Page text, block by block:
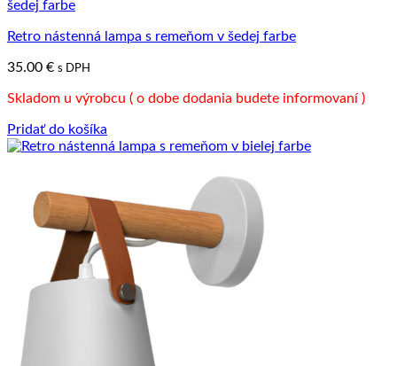
Retro nástenná lampa s remeňom v šedej farbe
35.00 € s DPH
Skladom u výrobcu ( o dobe dodania budete informovaní )
Pridať do košíka